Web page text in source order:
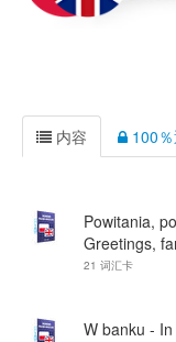
内容 100
Powitania,
Greetings,
21 词汇卡
W banku -